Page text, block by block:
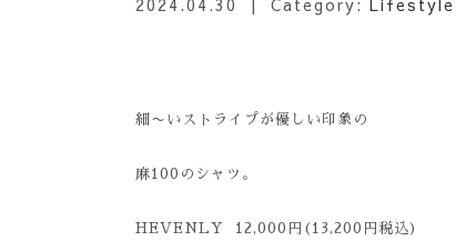
2024.04.30 | Category: Lifestyle
細〜いストライプが優しい印象の
麻100 のシャツ。
HEVENLY 12,000円(13,200円税込)